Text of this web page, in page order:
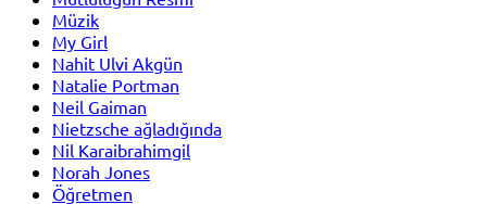
Müzik
My Girl
Nahit Ulvi Akgün
Natalie Portman
Neil Gaiman
Nietzsche ağladığında
Nil Karaibrahimgil
Norah Jones
Öğretmen